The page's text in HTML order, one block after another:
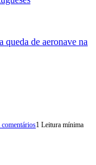
queda de aeronave na
comentários1 Leitura mínima